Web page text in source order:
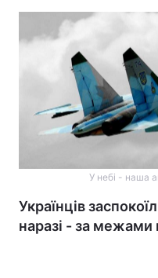
У небі - наша
Українців
наразі - за межами